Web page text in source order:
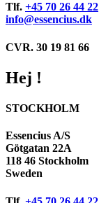
Tlf. +45 70 26 44 22
info@essencius.dk
CVR. 30 19 81 66
Hej !
STOCKHOLM
Essencius A/S
Götgatan 22A
118 46 Stockholm
Sweden